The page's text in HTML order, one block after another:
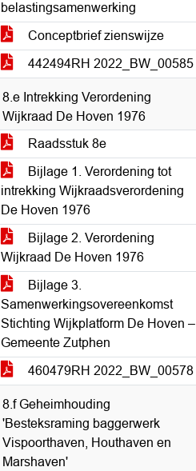
belastingsamenwerking
Conceptbrief zienswijze
442494RH 2022_BW_00585
8.e Intrekking Verordening
Wijkraad De Hoven 1976
Raadsstuk 8e
Bijlage 1. Verordening tot
intrekking Wijkraadsverordening
De Hoven 1976
Bijlage 2. Verordening
Wijkraad De Hoven 1976
Bijlage 3.
Samenwerkingsovereenkomst
Stichting Wijkplatform De Hoven –
Gemeente Zutphen
460479RH 2022_BW_00578
8.f Geheimhouding
'Besteksraming baggerwerk
Vispoorthaven, Houthaven en
Marshaven'